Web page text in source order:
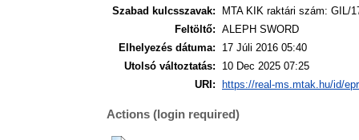
Szabad kulcsszavak:
MTA KIK raktári szám: GIL/
Feltöltő: ALEPH SWORD
Elhelyezés dátuma:
17 Júli 2016 05:40
Utolsó változtatás:
10 Dec 2025 07:25
URI:
https://real-ms.mtak.hu/id/
Actions (login required)